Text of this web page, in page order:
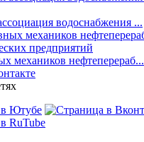
водоснабжения ...
механиков нефтеперераб...